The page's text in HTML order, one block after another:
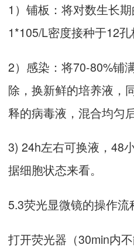
1）铺板：将对数生长
1*105/L密度接种于12
2）感染：将70-80%铺
除，换新鲜的培养液，
释的病毒液，混合均匀
3) 24h左右可换液，48
据细胞状态来看。
5.3荧光显微镜的操作流
打开荧光器（30min内